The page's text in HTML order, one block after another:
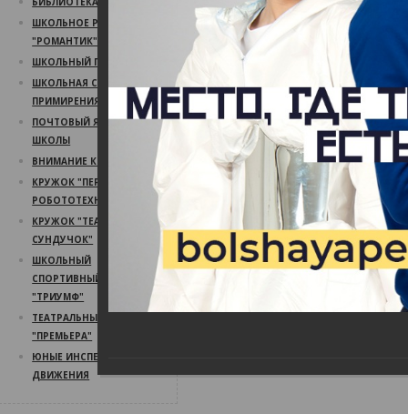
ШКОЛЬНОЕ РАДИО
"РОМАНТИК"
ШКОЛЬНЫЙ ПСИХОЛОГ
ШКОЛЬНАЯ СЛУЖБА
ПРИМИРЕНИЯ
ПОЧТОВЫЙ ЯЩИК
ШКОЛЫ
ВНИМАНИЕ КОНКУРС!
КРУЖОК "ПЕРВЫЙ ШАГ В
РОБОТОТЕХНИКУ"
КРУЖОК "ТЕАТРАЛЬНЫЙ
СУНДУЧОК"
ШКОЛЬНЫЙ
СПОРТИВНЫЙ КЛУБ
"ТРИУМФ"
ТЕАТРАЛЬНЫЙ КРУЖОК
"ПРЕМЬЕРА"
ЮНЫЕ ИНСПЕКТОРА
ДВИЖЕНИЯ